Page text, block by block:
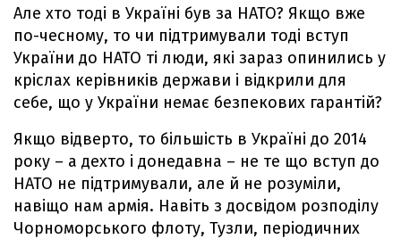
Але хто тоді в Україні був за НАТО? Якщо вже
по-чесному, то чи підтримували тоді вступ
України до НАТО ті люди, які зараз опинились у
кріслах керівників держави і відкрили для
себе, що у України немає безпекових гарантій?
Якщо відверто, то більшість в Україні до 2014
року – а дехто і донедавна – не те що вступ до
НАТО не підтримували, але й не розуміли,
навіщо нам армія. Навіть з досвідом розподілу
Чорноморського флоту, Тузли, періодичних